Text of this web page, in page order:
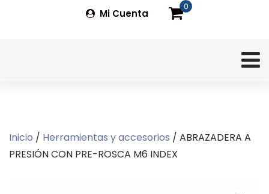
Mi Cuenta
0
Inicio / Herramientas y accesorios / ABRAZADERA A
PRESIÓN CON PRE-ROSCA M6 INDEX